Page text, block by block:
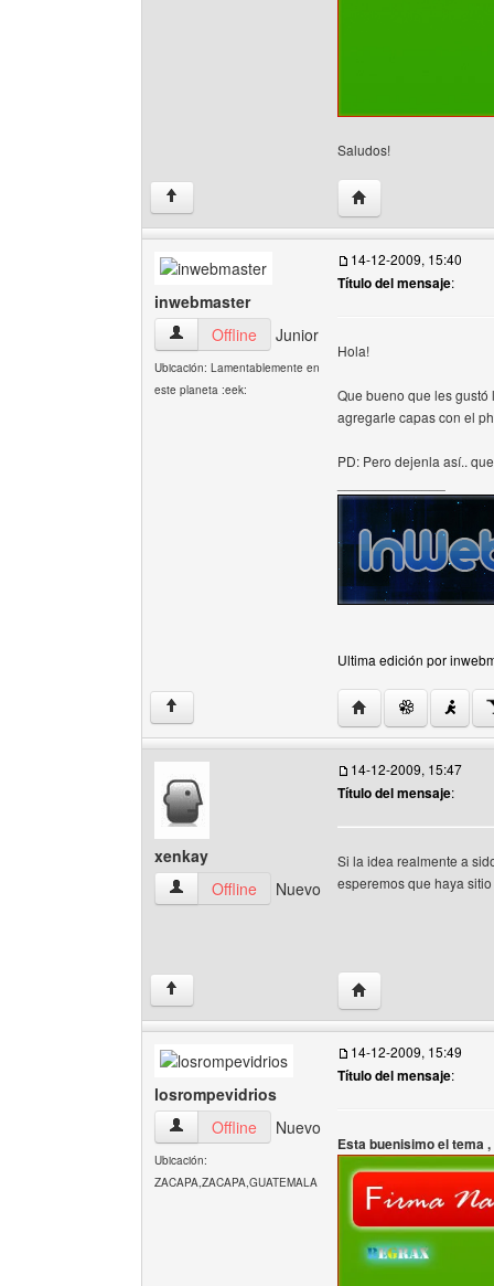
Saludos!
↑ Visitar sitio web del
inwebmaster
inwebmaster Ver perfil del usuario
Offline Junior
Ubicación: Lamentablemente en
este planeta :eek:
14-12-2009, 15:40
Título del mensaje:
Hola!
Que bueno que les
agregarle capas con el
PD: Pero dejenla así..
Ultima edición por
↑ Visitar sitio web del
xenkay
xenkay Ver perfil del usuario
Offline Nuevo
14-12-2009, 15:47
Título del mensaje:
Si la idea realmente a
esperemos que haya
↑ Visitar sitio web del
losrompevidrios
losrompevidrios Ver perfil del usuario
Offline Nuevo
Ubicación:
ZACAPA,ZACAPA,GUATEMALA
14-12-2009, 15:49
Título del mensaje:
Esta buenisimo el tema